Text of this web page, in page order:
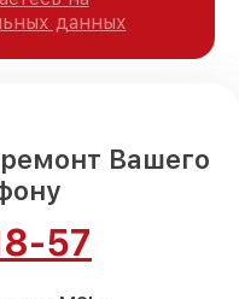
данных
Вашего
57